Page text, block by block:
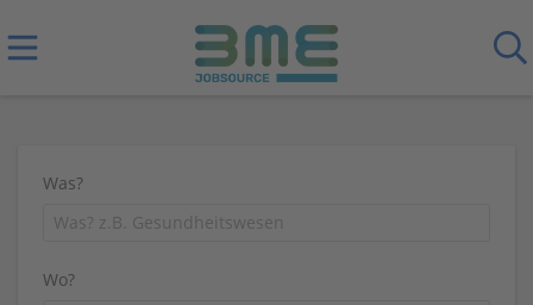
Was?
Wo?